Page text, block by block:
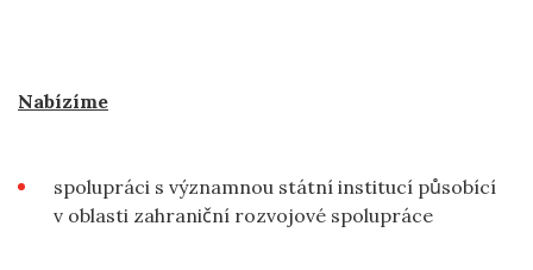
Nabízíme
spolupráci s významnou státní institucí působící
v oblasti zahraniční rozvojové spolupráce